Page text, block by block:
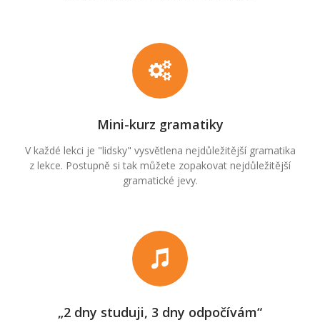
Mini-kurz gramatiky
V každé lekci je "lidsky" vysvětlena nejdůležitější gramatika
z lekce. Postupně si tak můžete zopakovat nejdůležitější
gramatické jevy.
„2 dny studuji, 3 dny odpočívám“